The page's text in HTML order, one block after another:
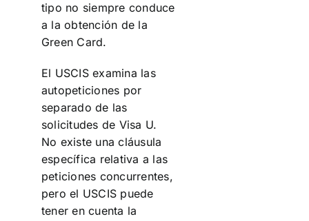
tipo no siempre conduce
a la obtención de la
Green Card.
El USCIS examina las
autopeticiones por
separado de las
solicitudes de Visa U.
No existe una cláusula
específica relativa a las
peticiones concurrentes,
pero el USCIS puede
tener en cuenta la